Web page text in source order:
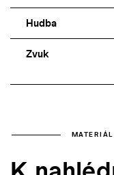
Hudba
Zvuk